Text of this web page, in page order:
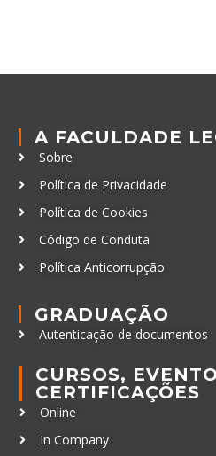
A FACULDADE
Sobre
Política de Privacidade
Política de Cookies
Código de Conduta
Política Anticorrupção
GRADUAÇÃO
Autenticação de documentos
CURSOS,
CERTIFICAÇÕES
Online
In Company